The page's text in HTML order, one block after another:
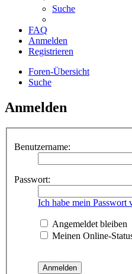
Suche
FAQ
Anmelden
Registrieren
Foren-Übersicht
Suche
Anmelden
Benutzername:
Passwort:
Ich habe mein Passwort
Angemeldet bleiben
Meinen Online-